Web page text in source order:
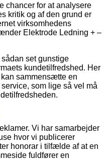
chancer for at analysere
kritik og af den grund er
virksomhedens
Elektrode Ledning + –
set gunstige
kundetilfredshed. Her
sammensætte en
som lige så vel må
Vi har samarbejder
hvor vi publicerer
honorar i tilfælde af at en
fuldfører en